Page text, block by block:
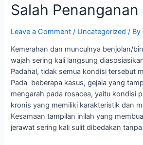
Salah Penanganan
Leave a Comment / Uncategorized / By
Kemerahan dan munculnya benjolan/
wajah sering kali langsung
Padahal, tidak semua kondisi tersebut
Pada beberapa kasus, gejala yang
mengarah pada rosacea, yaitu kondisi
kronis yang memiliki karakteristik dan
Kesamaan tampilan inilah yang
jerawat sering kali sulit dibedakan